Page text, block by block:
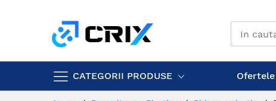
CATEGORII PRODUSE